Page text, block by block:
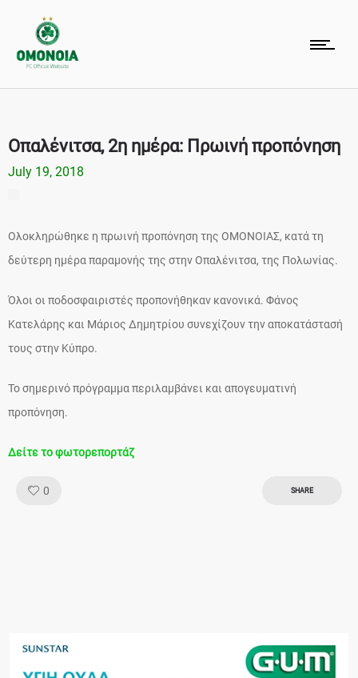
Οπαλένιτσα, 2η ημέρα: Πρωινή προπόνηση
July 19, 2018
Ολοκληρώθηκε η πρωινή προπόνηση της ΟΜΟΝΟΙΑΣ, κατά τη
δεύτερη ημέρα παραμονής της στην Οπαλένιτσα, της Πολωνίας.
Όλοι οι ποδοσφαιριστές προπονήθηκαν κανονικά. Φάνος
Κατελάρης και Μάριος Δημητρίου συνεχίζουν την αποκατάστασή
τους στην Κύπρο.
Το σημερινό πρόγραμμα περιλαμβάνει και απογευματινή
προπόνηση.
Δείτε το φωτορεπορτάζ
0 SHARE